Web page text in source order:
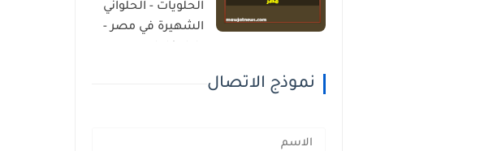
الحلويات - الحلواني
الشهيرة في مصر -
نموذج الاتصال